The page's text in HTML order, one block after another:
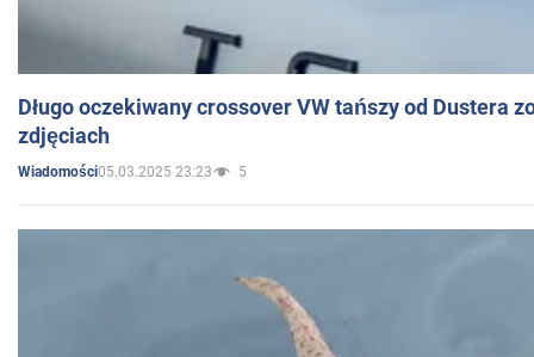
Długo oczekiwany crossover VW tańszy od Dustera
zdjęciach
Wiadomości05.03.2025 23:23 5